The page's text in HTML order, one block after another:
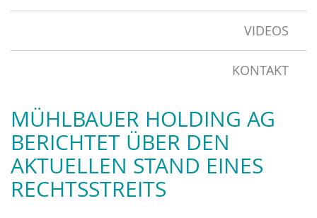
VIDEOS
KONTAKT
MÜHLBAUER HOLDING AG
BERICHTET ÜBER DEN
AKTUELLEN STAND EINES
RECHTSSTREITS